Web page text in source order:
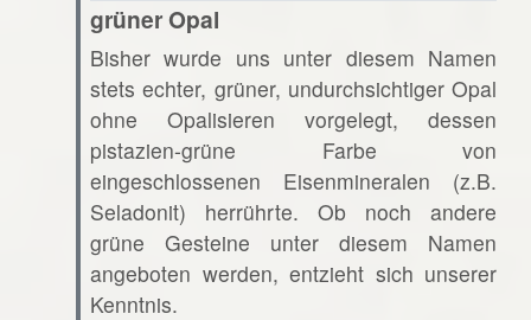
grüner Opal
Bisher wurde uns unter diesem Namen
stets echter, grüner, undurchsichtiger Opal
ohne Opalisieren vorgelegt, dessen
pistazien-grüne Farbe von
eingeschlossenen Eisenmineralen (z.B.
Seladonit) herrührte. Ob noch andere
grüne Gesteine unter diesem Namen
angeboten werden, entzieht sich unserer
Kenntnis.